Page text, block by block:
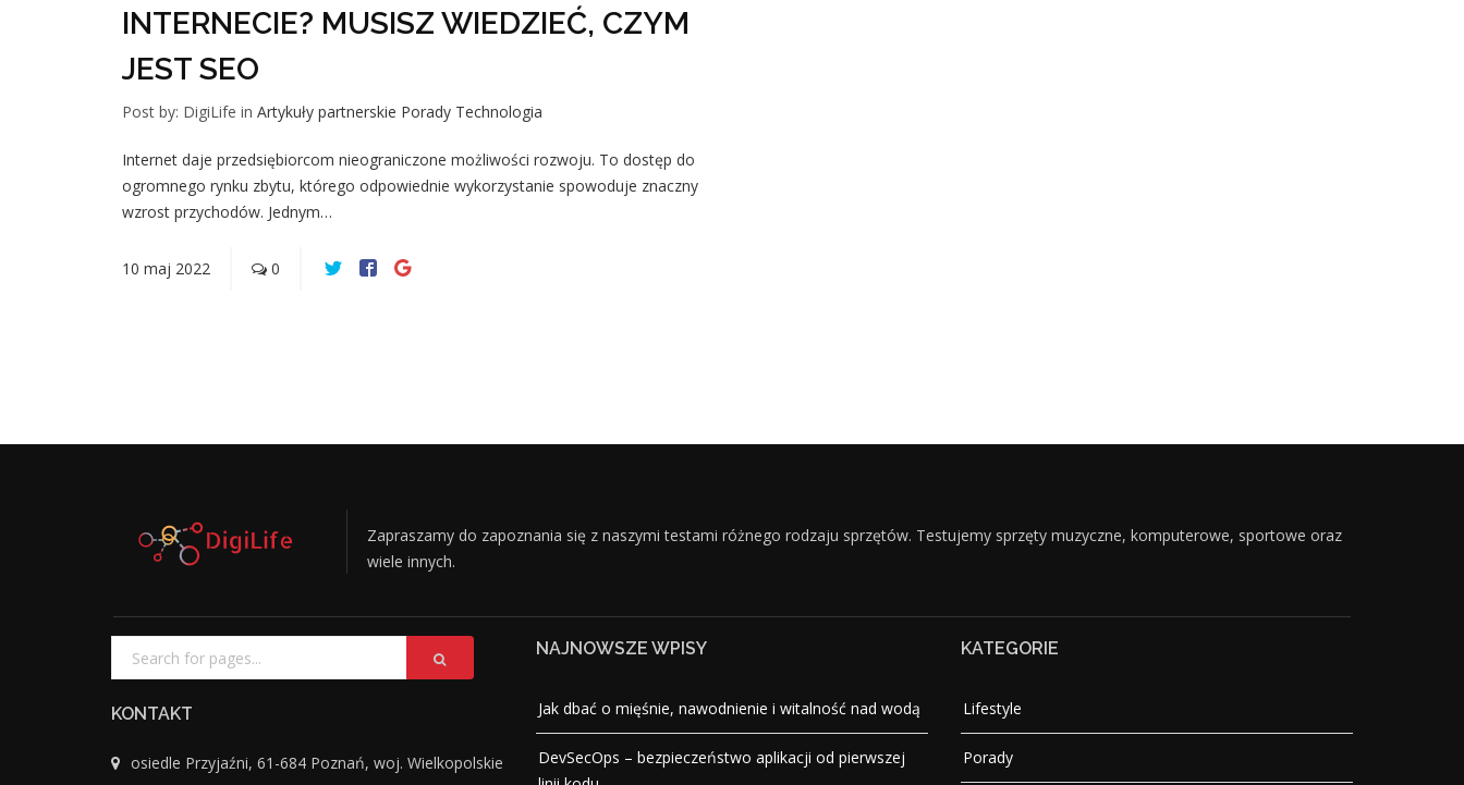
INTERNECIE? MUSISZ WIEDZIEĆ, CZYM
JEST SEO
Post by: DigiLife in Artykuły partnerskie Porady Technologia
Internet daje przedsiębiorcom nieograniczone możliwości rozwoju. To dostęp do
ogromnego rynku zbytu, którego odpowiednie wykorzystanie spowoduje znaczny
wzrost przychodów. Jednym…
10 maj 2022 0
Zapraszamy do zapoznania się z naszymi testami różnego rodzaju sprzętów. Testujemy sprzęty muzyczne, komputerowe, sportowe oraz
wiele innych.
KONTAKT
osiedle Przyjaźni, 61-684 Poznań, woj. Wielkopolskie
NAJNOWSZE WPISY
Jak dbać o mięśnie, nawodnienie i witalność nad wodą
DevSecOps – bezpieczeństwo aplikacji od pierwszej
KATEGORIE
Lifestyle
Porady